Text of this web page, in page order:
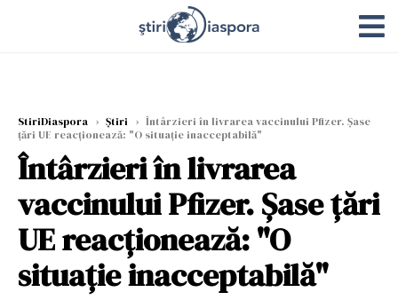
StiriDiaspora › Știri › Întârzieri în livrarea vaccinului Pfizer. Şase
ţări UE reacţionează: "O situaţie inacceptabilă"
Întârzieri în livrarea
vaccinului Pfizer. Şase ţări
UE reacţionează: "O
situaţie inacceptabilă"